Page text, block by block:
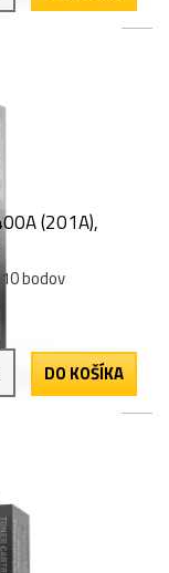
(201A),
bodov
DO KOŠÍKA